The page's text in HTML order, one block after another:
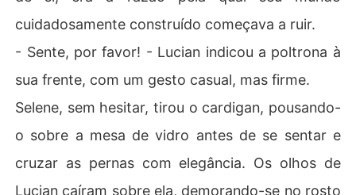
cuidadosamente construído começava a ruir.
- Sente, por favor! - Lucian indicou a poltrona à
sua frente, com um gesto casual, mas firme.
Selene, sem hesitar, tirou o cardigan, pousando-
o sobre a mesa de vidro antes de se sentar e
cruzar as pernas com elegância. Os olhos de
Lucian caíram sobre ela, demorando-se no rosto